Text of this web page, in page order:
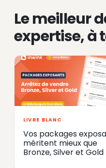
Le meilleur
expertise, à
LIVRE BLANC
Vos packages
méritent mieux que
Bronze, Silver et Gold